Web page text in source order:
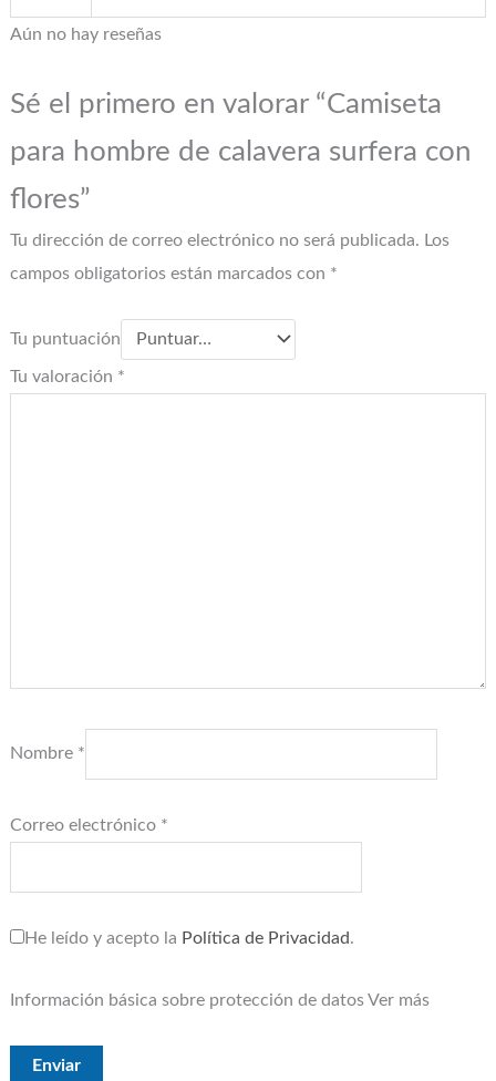
Aún no hay reseñas
Sé el primero en valorar “Camiseta
para hombre de calavera surfera con
flores”
Tu dirección de correo electrónico no será publicada. Los
campos obligatorios están marcados con *
Tu puntuación
Tu valoración *
Nombre *
Correo electrónico *
He leído y acepto la Política de Privacidad.
Información básica sobre protección de datosVer más